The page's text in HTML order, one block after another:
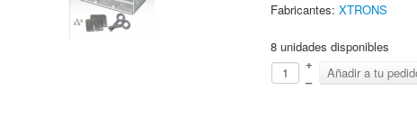
Fabricantes: XTRONS
8 unidades disponibles
+
–